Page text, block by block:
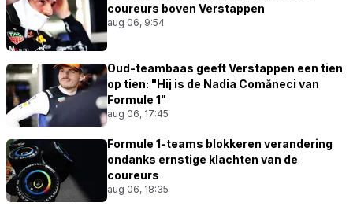
coureurs boven Verstappen
aug 06, 9:54
Oud-teambaas geeft Verstappen een tien
op tien: "Hij is de Nadia Comăneci van
Formule 1"
aug 06, 17:45
Formule 1-teams blokkeren verandering
ondanks ernstige klachten van de
coureurs
aug 06, 18:35